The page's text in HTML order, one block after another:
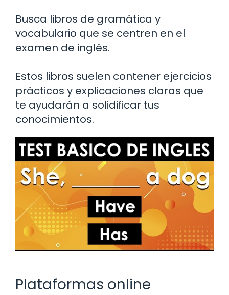
Busca libros de gramática y
vocabulario que se centren en el
examen de inglés.
Estos libros suelen contener ejercicios
prácticos y explicaciones claras que
te ayudarán a solidificar tus
conocimientos.
Plataformas online